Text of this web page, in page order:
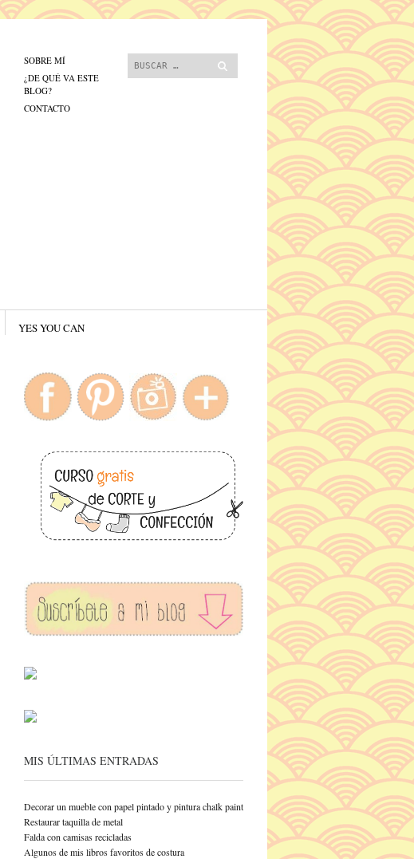
Buscar
SOBRE MÍ
¿DE QUÉ VA ESTE
BLOG?
CONTACTO
YES YOU CAN
MIS ÚLTIMAS ENTRADAS
Decorar un mueble con papel pintado y pintura chalk paint
Restaurar taquilla de metal
Falda con camisas recicladas
Algunos de mis libros favoritos de costura